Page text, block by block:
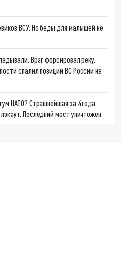
ВСУ. Но беды для малышей не
Враг форсировал реку.
спалил позиции ВС России на
НАТО? Страшнейшая за 4 года
Последний мост уничтожен